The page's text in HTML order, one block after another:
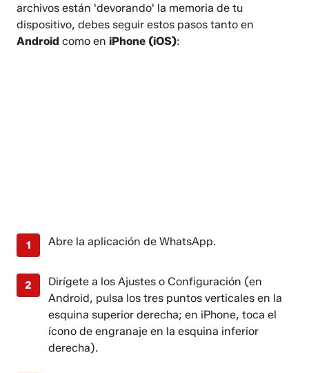
archivos están 'devorando' la memoria de tu
dispositivo, debes seguir estos pasos tanto en
Android como eniPhone (iOS):
Abre la aplicación de WhatsApp.
Dirígete a los Ajustes o Configuración (en
Android, pulsa los tres puntos verticales en la
esquina superior derecha; en iPhone, toca el
ícono de engranaje en la esquina inferior
derecha).